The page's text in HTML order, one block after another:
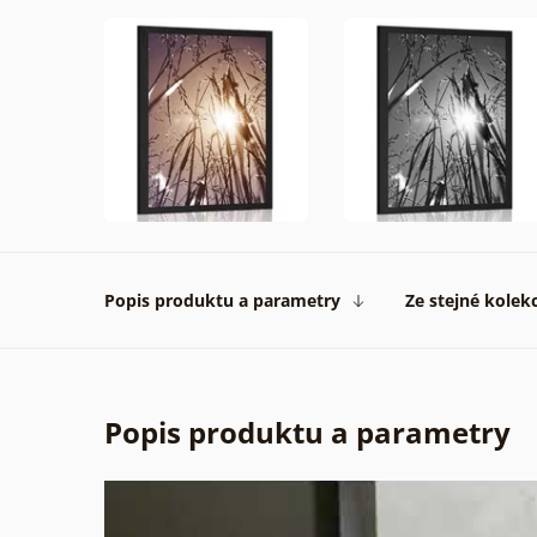
Popis produktu a parametry Ze stejné
Popis produktu a parametry